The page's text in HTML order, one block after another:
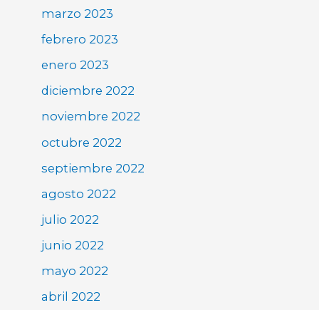
marzo 2023
febrero 2023
enero 2023
diciembre 2022
noviembre 2022
octubre 2022
septiembre 2022
agosto 2022
julio 2022
junio 2022
mayo 2022
abril 2022